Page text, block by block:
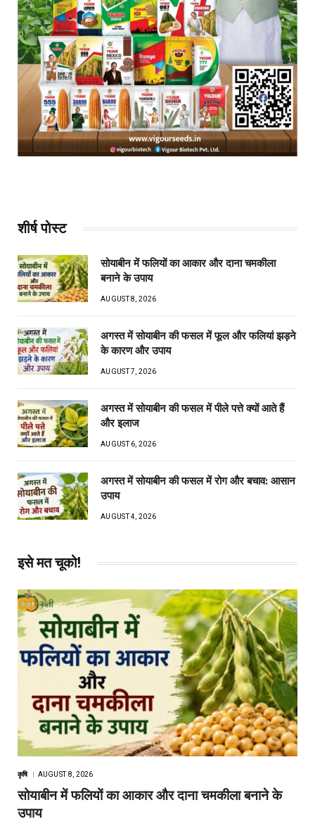
शीर्ष पोस्ट
सोयाबीन में फलियों का आकार और दाना चमकीला
बनाने के उपाय
AUGUST 8, 2026
अगस्त में सोयाबीन की फसल में फूल और फलियां झड़ने
के कारण और उपाय
AUGUST 7, 2026
अगस्त में सोयाबीन की फसल में पीले पत्ते क्यों आते हैं
और इलाज
AUGUST 6, 2026
अगस्त में सोयाबीन की फसल में रोग और बचाव: आसान
उपाय
AUGUST 4, 2026
इसे मत चूको!
कृषि AUGUST 8, 2026
सोयाबीन में फलियों का आकार और दाना चमकीला बनाने के
उपाय